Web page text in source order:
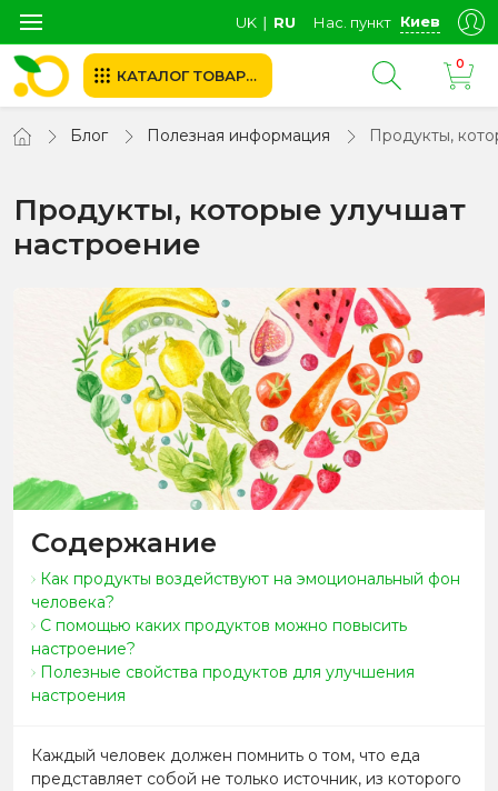
UK ∣ RU Нас. пункт Киев
КАТАЛОГ ТОВАРОВ
0
Блог Полезная информация Продукты,
Продукты, которые улучшат
настроение
Содержание
Как продукты воздействуют на эмоциональный фон
человека?
С помощью каких продуктов можно повысить
настроение?
Полезные свойства продуктов для улучшения
настроения
Каждый человек должен помнить о том, что еда
представляет собой не только источник, из которого